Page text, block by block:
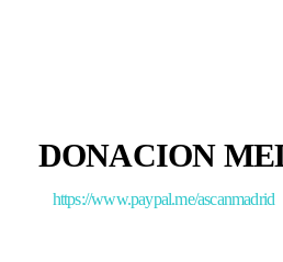
DONACION
https://www.paypal.me/ascanmadrid